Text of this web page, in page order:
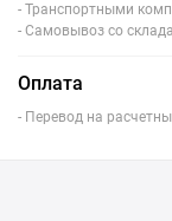
- Транспортными
- Самовывоз со
Оплата
- Перевод на